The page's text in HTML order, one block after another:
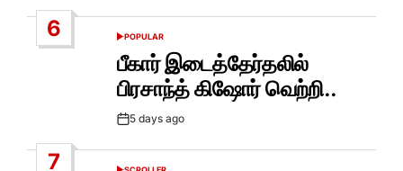
6
POSTED
IN
POPULAR
பீகார் இடைத்தேர்தலில்
பிரசாந்த் கிஷோர் வெற்றி..
Post5 days ago
7